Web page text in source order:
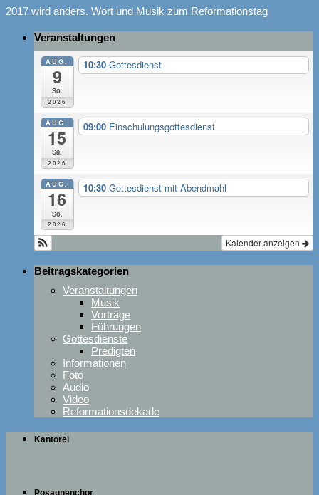
2017 wird anders. Wort und Musik zum Reformationstag
Veranstaltungen
AUG.
9
So.
2026
10:30 Gottesdienst
AUG.
15
Sa.
2026
09:00 Einschulungsgottesdienst
AUG.
16
So.
2026
10:30 Gottesdienst mit Abendmahl
Kalender anzeigen
Beitragskategorien
Veranstaltungen
Musik
Vorträge
Führungen
Gottesdienste
Predigten
Informationen
Foto
Audio
Video
Reformationsdekade
Kantorei